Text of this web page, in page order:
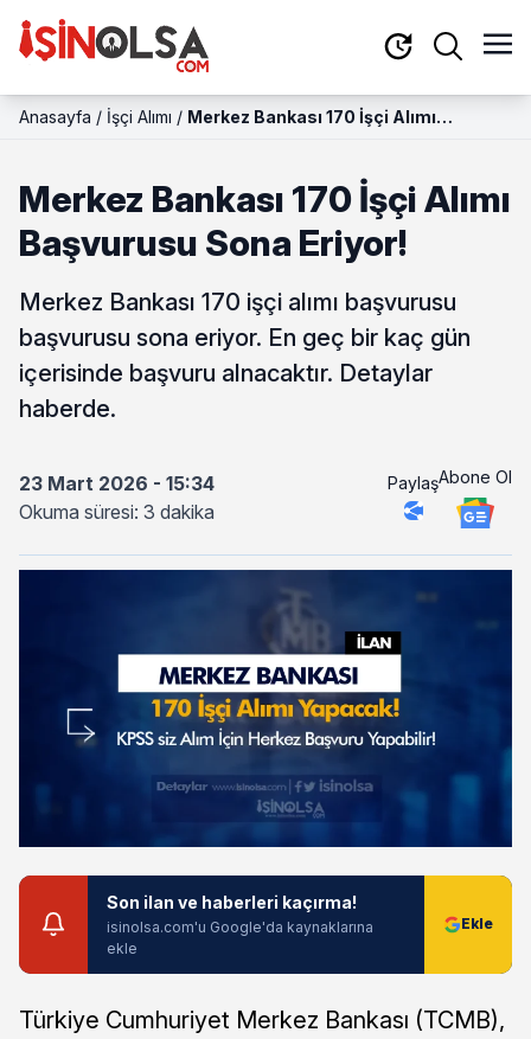
Anasayfa / İşçi Alımı / Merkez Bankası 170 İşçi Alımı
Merkez Bankası 170 İşçi Alımı
Başvurusu Sona Eriyor!
Merkez Bankası 170 işçi alımı başvurusu
başvurusu sona eriyor. En geç bir kaç gün
içerisinde başvuru alnacaktır. Detaylar
haberde.
23 Mart 2026 - 15:34
Okuma süresi: 3 dakika
PaylaşAbone Ol
Son ilan ve haberleri kaçırma!
isinolsa.com'u Google'da kaynaklarına
ekle
Türkiye Cumhuriyet Merkez Bankası (TCMB),